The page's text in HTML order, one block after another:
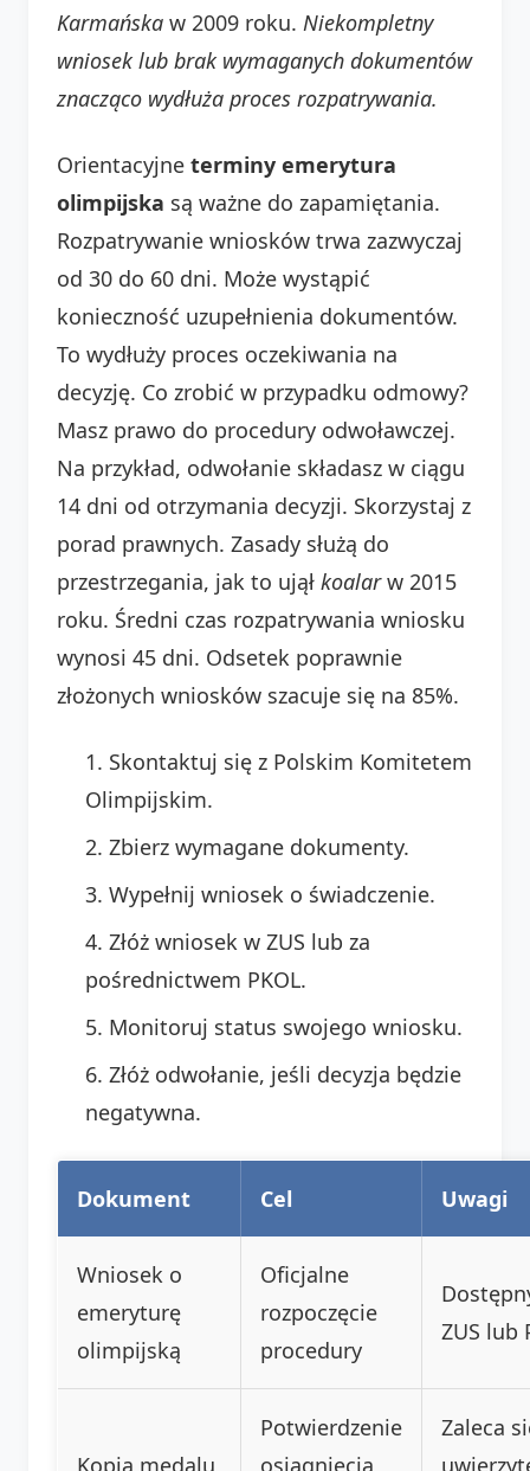
Karmańska w 2009 roku. Niekompletny
wniosek lub brak wymaganych dokumentów
znacząco wydłuża proces rozpatrywania.
Orientacyjne terminy emerytura
olimpijska są ważne do zapamiętania.
Rozpatrywanie wniosków trwa zazwyczaj
od 30 do 60 dni. Może wystąpić
konieczność uzupełnienia dokumentów.
To wydłuży proces oczekiwania na
decyzję. Co zrobić w przypadku odmowy?
Masz prawo do procedury odwoławczej.
Na przykład, odwołanie składasz w ciągu
14 dni od otrzymania decyzji. Skorzystaj z
porad prawnych. Zasady służą do
przestrzegania, jak to ujął koalarw 2015
roku. Średni czas rozpatrywania wniosku
wynosi 45 dni. Odsetek poprawnie
złożonych wniosków szacuje się na 85%.
Skontaktuj się z Polskim Komitetem
Olimpijskim.
Zbierz wymagane dokumenty.
Wypełnij wniosek o świadczenie.
Złóż wniosek w ZUS lub za
pośrednictwem PKOL.
Monitoruj status swojego wniosku.
Złóż odwołanie, jeśli decyzja będzie
negatywna.
Dokument Cel Uwagi
Wniosek o
emeryturę
olimpijską
Oficjalne
rozpoczęcie
procedury
ZUS lub
Kopia medalu
Potwierdzenie
osiągnięcia
Zaleca